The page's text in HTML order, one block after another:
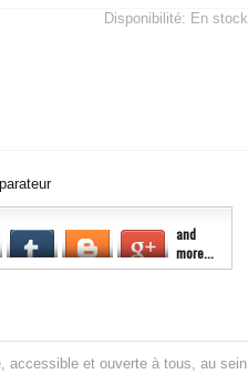
Disponibilité: En stock
and
more...
accessible et ouverte à tous, au sein